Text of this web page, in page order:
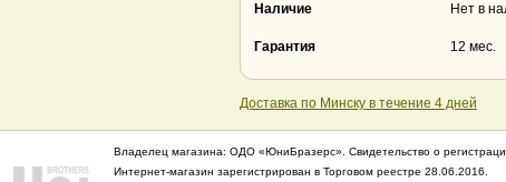
Наличие Нет в
Гарантия 12 мес.
Доставка по Минску в течение 4 дней
Владелец магазина: ОДО «ЮниБразерс». Свидетельство о
Интернет-магазин зарегистрирован в Торговом реестре 28.06.2016.